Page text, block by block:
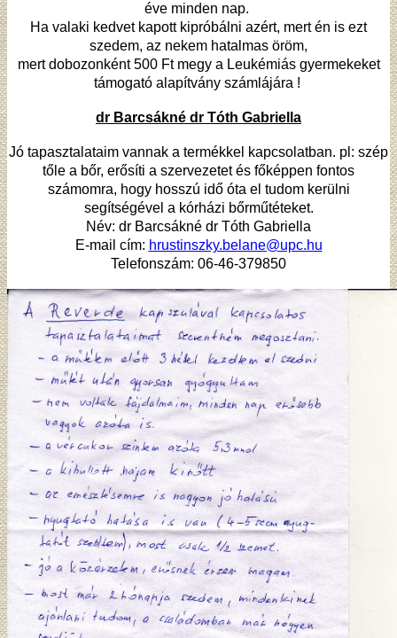
éve minden nap.
Ha valaki kedvet kapott kipróbálni azért, mert én is ezt
szedem, az nekem hatalmas öröm,
mert dobozonként 500 Ft megy a Leukémiás gyermekeket
támogató alapítvány számlájára !
dr Barcsákné dr Tóth Gabriella
Jó tapasztalataim vannak a termékkel kapcsolatban. pl: szép
tőle a bőr, erősíti a szervezetet és főképpen fontos
számomra, hogy hosszú idő óta el tudom kerülni
segítségével a kórházi bőrműtéteket.
Név: dr Barcsákné dr Tóth Gabriella
E-mail cím: hrustinszky.belane@upc.hu
Telefonszám: 06-46-379850